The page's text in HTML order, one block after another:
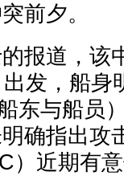
前夕。
报道，该
发，船身
东与船员
确指出攻
）近期有